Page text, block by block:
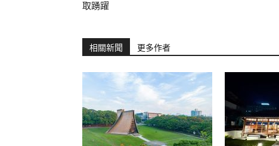
取踴躍
相關新聞 更多作者